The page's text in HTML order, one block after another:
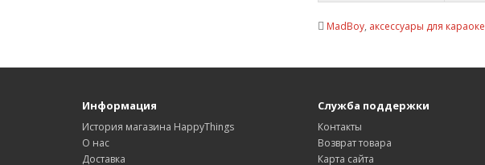
MadBoy, аксессуары для караоке
Информация
История магазина HappyThings
О нас
Доставка
Служба поддержки
Контакты
Возврат товара
Карта сайта